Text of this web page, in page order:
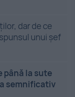
dar de ce
unui șef
până la sute
semnificativ